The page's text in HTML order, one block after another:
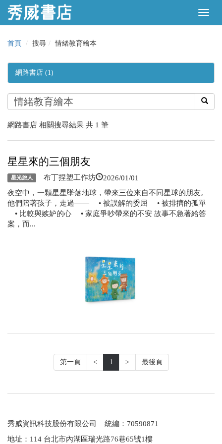
首頁 搜尋 情緒教育繪本
網路書店 (1)
網路書店 相關搜尋結果 共 1 筆
星星來的三個朋友
星光旅人 布丁捏塑工作坊 2026/01/01
夜空中，一顆星星墜落地球，帶來三位來自不同星球的朋友。
他們陪著孩子，走過—— • 被誤解的委屈 • 被排擠的孤單
• 比較與嫉妒的心 • 家庭爭吵帶來的不安 故事不急著給答
案，而...
第一頁 < 1 > 最後頁
秀威資訊科技股份有限公司 統編：70590871
地址：114 台北市內湖區瑞光路76巷65號1樓